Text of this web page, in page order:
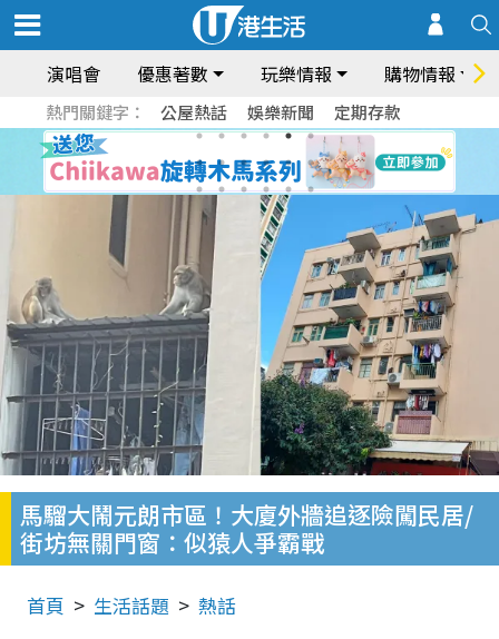
演唱會 優惠著數 玩樂情報 購物情報
熱門關鍵字： 公屋熱話 娛樂新聞 定期存款
馬騮大鬧元朗市區！大廈外牆追逐險闖民居/
街坊無關門窗：似猿人爭霸戰
首頁 生活話題 熱話